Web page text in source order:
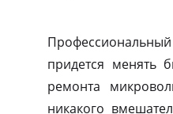
придется менять
ремонта
никакого